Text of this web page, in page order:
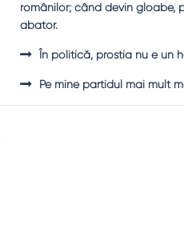
românilor; când devin gloabe,
abator.
În politică, prostia nu e un
Pe mine partidul mai mult